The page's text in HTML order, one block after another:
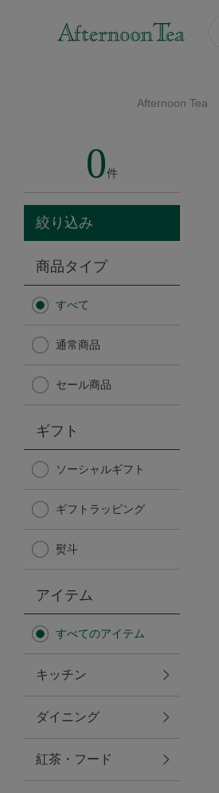
ソーシャルギフト
カタログギフト
Afternoon Tea TEAROOM
Afternoon Tea TEAROOM
日傘
保冷バッグ
無重力シリーズ
トラベルグッズ
Afternoon Tea
0件
絞り込み
商品タイプ
すべて
通常商品
セール商品
ギフト
ソーシャルギフト
ギフトラッピング
熨斗
アイテム
すべてのアイテム
キッチン
ダイニング
紅茶・フード